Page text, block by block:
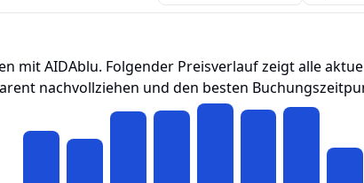
mitAIDAblu. Folgender Preisverlauf zeigt alle
nachvollziehen und den besten